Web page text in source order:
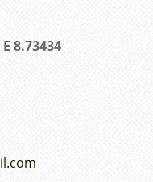
E 8.73434